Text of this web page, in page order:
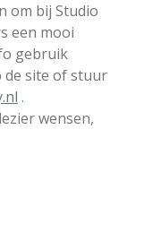
om bij Studio
een mooi
gebruik
site of stuur
.
wensen,